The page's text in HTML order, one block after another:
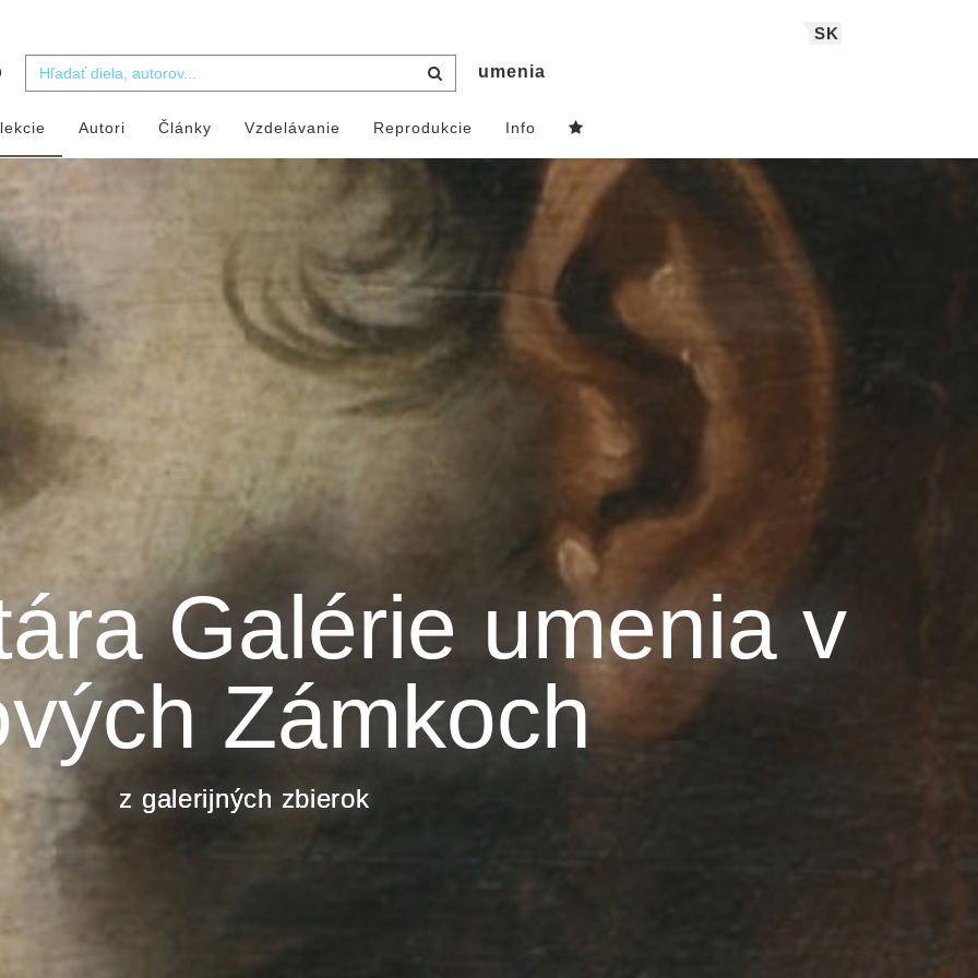
SK
umenia
Autori Články Vzdelávanie Reprodukcie Info
Galérie umenia v
Zámkoch
z galerijných zbierok
Galérie umenia v
Zámkoch
z galerijných zbierok